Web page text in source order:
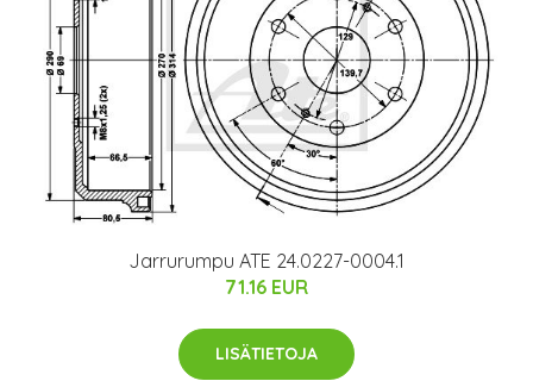
Jarrurumpu ATE 24.0227-0004.1
71.16 EUR
LISÄTIETOJA